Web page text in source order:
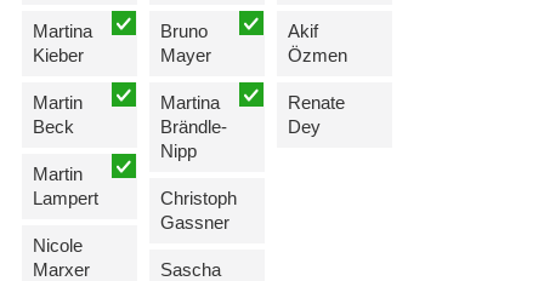
Martina
Kieber
Martin
Beck
Martin
Lampert
Nicole
Marxer
Bruno
Mayer
Martina
Brändle-
Nipp
Christoph
Gassner
Sascha
Akif
Özmen
Renate
Dey